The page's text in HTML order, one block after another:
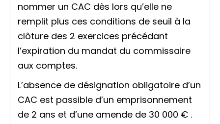
nommer un CAC dès lors qu’elle ne
remplit plus ces conditions de seuil à la
clôture des 2 exercices précédant
l’expiration du mandat du commissaire
aux comptes.
L’absence de désignation obligatoire d’un
CAC est passible d’un emprisonnement
de 2 ans et d’une amende de 30 000 € .